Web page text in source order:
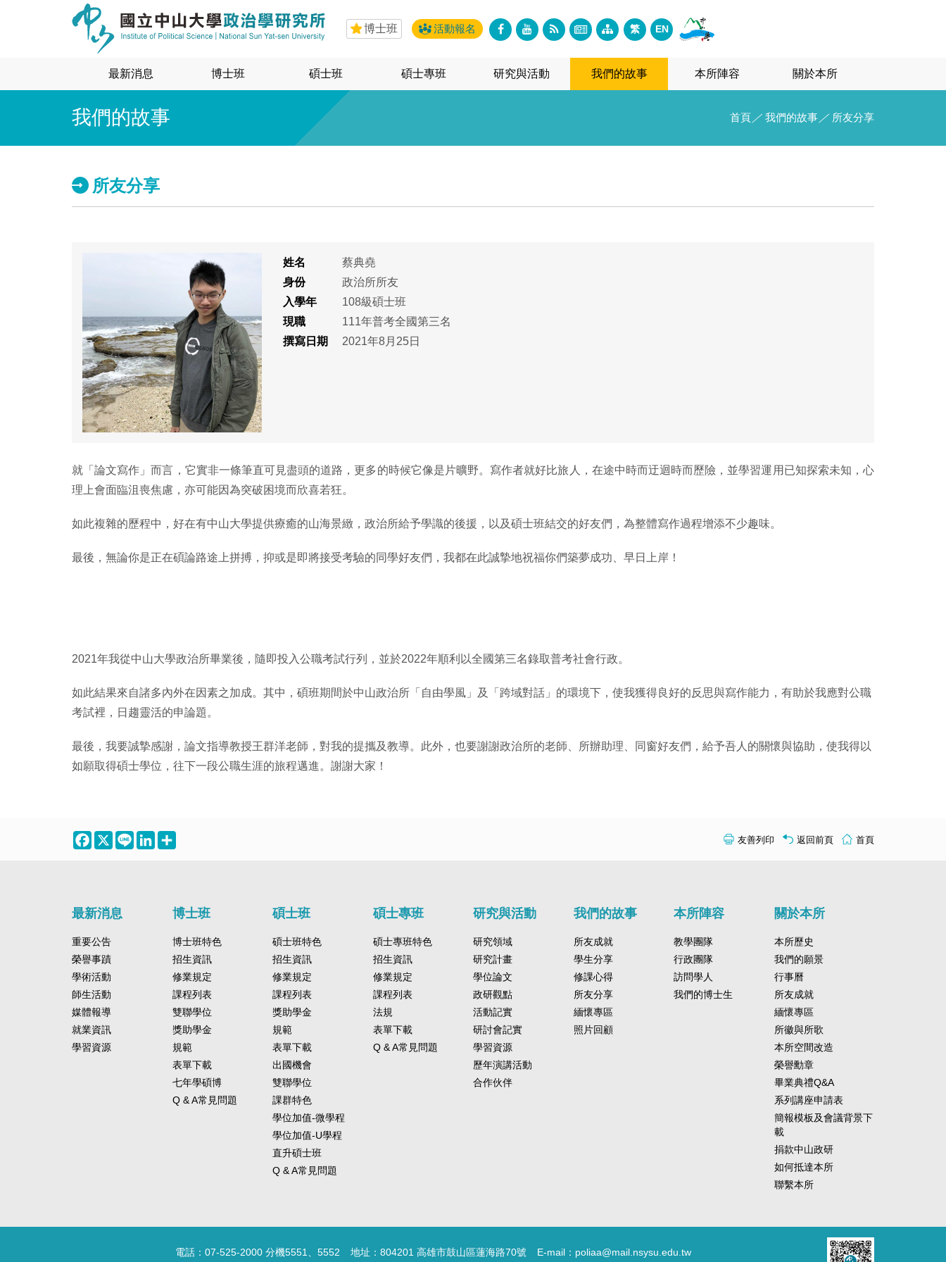
博士班 活動報名 繁 EN
最新消息 博士班 碩士班 碩士專班 研究與活動 我們的故事 本所陣容 關於本所
我們的故事 首頁 ／ 我們的故事 ／ 所友分享
所友分享
姓名
蔡典堯
身份
政治所所友
入學年
108級碩士班
現職
111年普考全國第三名
撰寫日期
2021年8月25日
就「論文寫作」而言，它實非一條筆直可見盡頭的道路，更多的時候它像是片曠野。寫作者就好比旅人，在途中時而迂迴時而歷險，並學習運用已知探索未知，心
理上會面臨沮喪焦慮，亦可能因為突破困境而欣喜若狂。
如此複雜的歷程中，好在有中山大學提供療癒的山海景緻，政治所給予學識的後援，以及碩士班結交的好友們，為整體寫作過程增添不少趣味。
最後，無論你是正在碩論路途上拼搏，抑或是即將接受考驗的同學好友們，我都在此誠摯地祝福你們築夢成功、早日上岸！
2021年我從中山大學政治所畢業後，隨即投入公職考試行列，並於2022年順利以全國第三名錄取普考社會行政。
如此結果來自諸多內外在因素之加成。其中，碩班期間於中山政治所「自由學風」及「跨域對話」的環境下，使我獲得良好的反思與寫作能力，有助於我應對公職
考試裡，日趨靈活的申論題。
最後，我要誠摯感謝，論文指導教授王群洋老師，對我的提攜及教導。此外，也要謝謝政治所的老師、所辦助理、同窗好友們，給予吾人的關懷與協助，使我得以
如願取得碩士學位，往下一段公職生涯的旅程邁進。謝謝大家！
Facebook
X Line LinkedIn 友善列印 返回前頁 首頁
最新消息
重要公告
榮譽事蹟
學術活動
師生活動
媒體報導
就業資訊
學習資源
博士班
博士班特色
招生資訊
修業規定
課程列表
雙聯學位
獎助學金
規範
表單下載
七年學碩博
Q & A常見問題
碩士班
碩士班特色
招生資訊
修業規定
課程列表
獎助學金
規範
表單下載
出國機會
雙聯學位
課群特色
學位加值-微學程
學位加值-U學程
直升碩士班
Q & A常見問題
碩士專班
碩士專班特色
招生資訊
修業規定
課程列表
法規
表單下載
Q & A常見問題
研究與活動
研究領域
研究計畫
學位論文
政研觀點
活動記實
研討會記實
學習資源
歷年演講活動
合作伙伴
我們的故事
所友成就
學生分享
修課心得
所友分享
緬懷專區
照片回顧
本所陣容
教學團隊
行政團隊
訪問學人
我們的博士生
關於本所
本所歷史
我們的願景
行事曆
所友成就
緬懷專區
所徽與所歌
本所空間改造
榮譽勳章
畢業典禮Q&A
系列講座申請表
簡報模板及會議背景下
載
捐款中山政研
如何抵達本所
聯繫本所
電話：07-525-2000 分機5551、5552 地址：804201 高雄市鼓山區蓮海路70號 E-mail：poliaa@mail.nsysu.edu.tw